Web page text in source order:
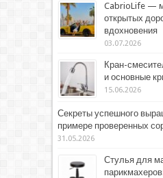
CabrioLife —
открытых
вдохновения
03.07.2026
Кран-
и основные
15.06.2026
Секреты успешного
примере проверенных
31.05.2026
Стулья для